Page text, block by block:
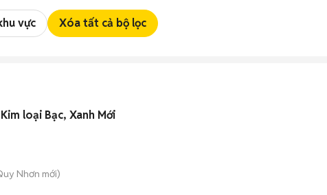
vực Xóa tất cả bộ lọc
loại Bạc, Xanh Mới
Nhơn mới)